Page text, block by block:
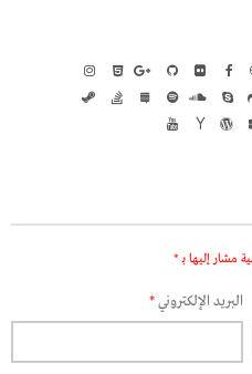
مشار إليها بـ *
البريد الإلكتروني*